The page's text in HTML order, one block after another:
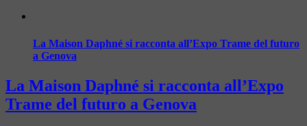
La Maison Daphné si racconta all’Expo Trame del futuro
a Genova
La Maison Daphné si racconta all’Expo
Trame del futuro a Genova